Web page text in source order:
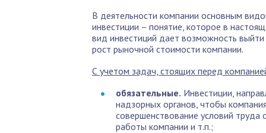
В деятельности компании основным
инвестиции – понятие, которое в
вид инвестиций дает возможность
рост рыночной стоимости компании.
С учетом задач, стоящих перед
обязательные. Инвестиции,
надзорных органов, чтобы
совершенствование условий труда
работы компании и т.п.;